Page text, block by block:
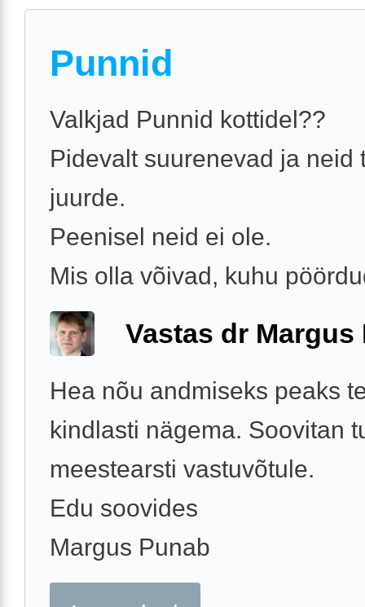
Punnid
Valkjad Punnid kottidel??
Pidevalt suurenevad ja neid
juurde.
Peenisel neid ei ole.
Mis olla võivad, kuhu
Vastas dr Margus
Hea nõu andmiseks peaks
kindlasti nägema. Soovitan
meestearsti vastuvõtule.
Edu soovides
Margus Punab